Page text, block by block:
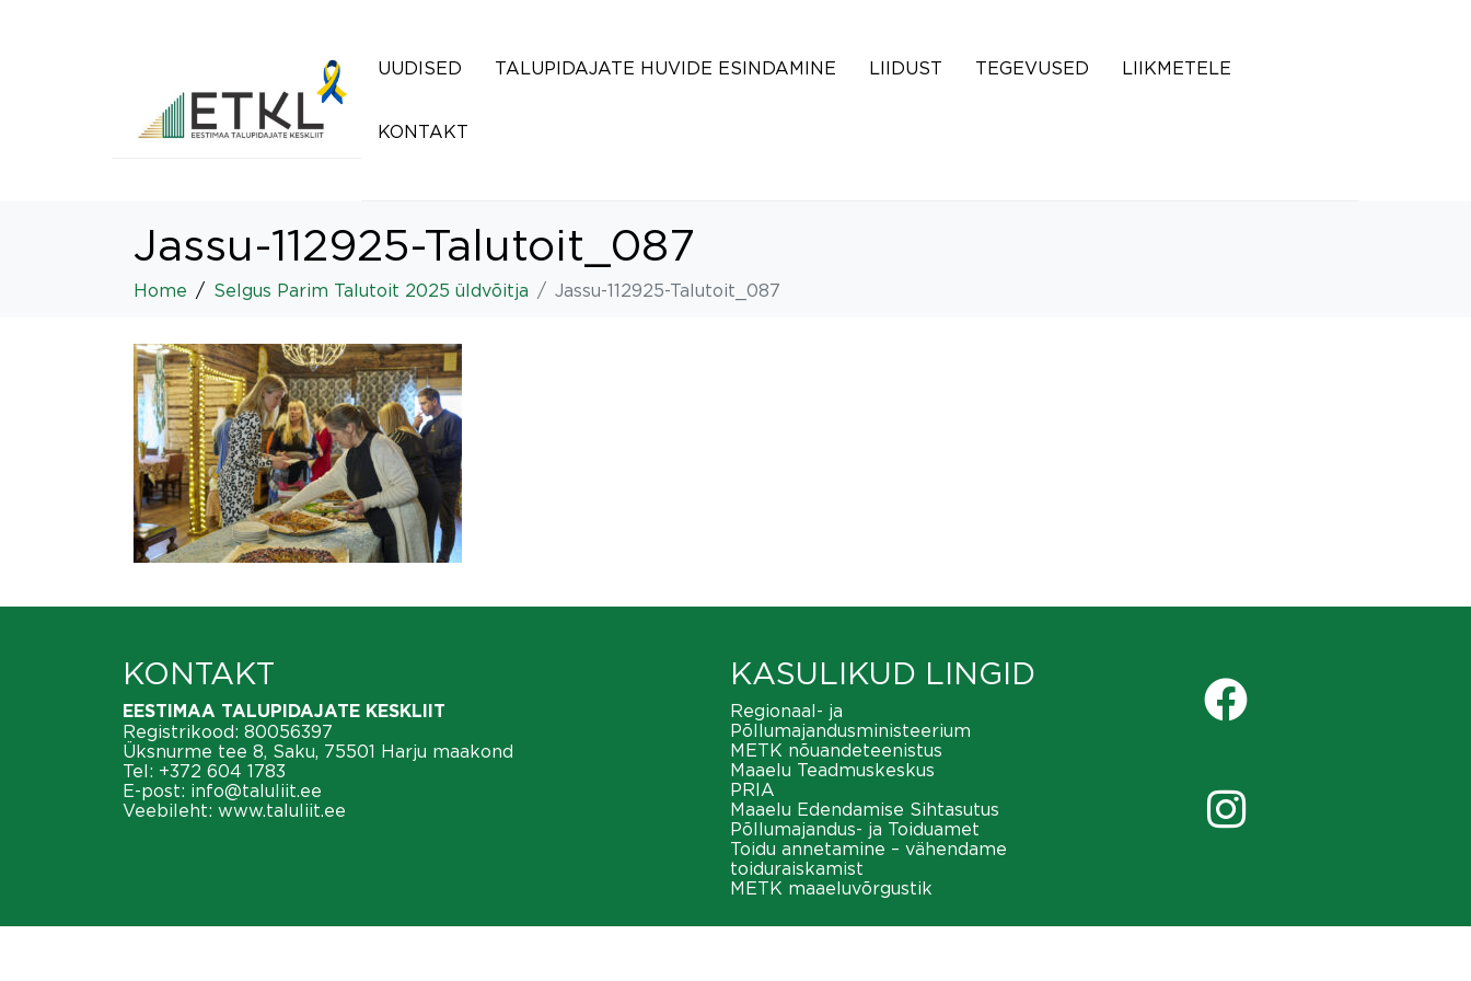
UUDISED TALUPIDAJATE HUVIDE ESINDAMINE LIIDUST TEGEVUSED LIIKMETELE
KONTAKT
Jassu-112925-Talutoit_087
Home Selgus Parim Talutoit 2025 üldvõitja Jassu-112925-Talutoit_087
KONTAKT
EESTIMAA TALUPIDAJATE KESKLIIT
Registrikood: 80056397
Üksnurme tee 8, Saku, 75501 Harju maakond
Tel: +372 604 1783
E-post: info@taluliit.ee
Veebileht: www.taluliit.ee
KASULIKUD LINGID
Regionaal- ja
Põllumajandusministeerium
METK nõuandeteenistus
Maaelu Teadmuskeskus
PRIA
Maaelu Edendamise Sihtasutus
Põllumajandus- ja Toiduamet
Toidu annetamine – vähendame
toiduraiskamist
METK maaeluvõrgustik